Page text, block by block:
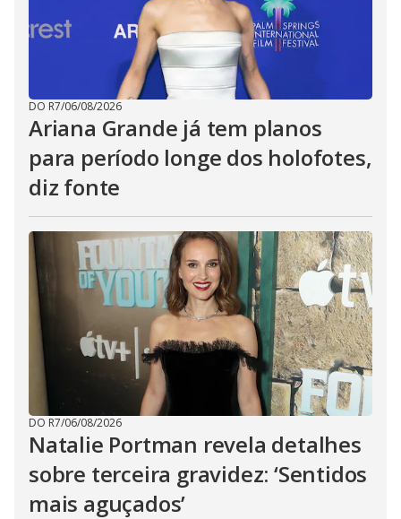
DO R7/06/08/2026
Ariana Grande já tem planos
para período longe dos holofotes,
diz fonte
DO R7/06/08/2026
Natalie Portman revela detalhes
sobre terceira gravidez: ‘Sentidos
mais aguçados’